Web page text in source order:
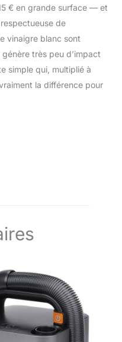
€ en grande surface — et
de
vinaigre blanc sont
très peu d’impact
simple qui, multiplié à
la différence pour